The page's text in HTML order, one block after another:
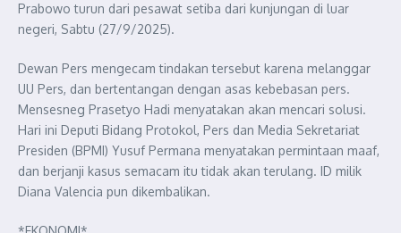
Prabowo turun dari pesawat setiba dari kunjungan di luar
negeri, Sabtu (27/9/2025).
Dewan Pers mengecam tindakan tersebut karena melanggar
UU Pers, dan bertentangan dengan asas kebebasan pers.
Mensesneg Prasetyo Hadi menyatakan akan mencari solusi.
Hari ini Deputi Bidang Protokol, Pers dan Media Sekretariat
Presiden (BPMI) Yusuf Permana menyatakan permintaan maaf,
dan berjanji kasus semacam itu tidak akan terulang. ID milik
Diana Valencia pun dikembalikan.